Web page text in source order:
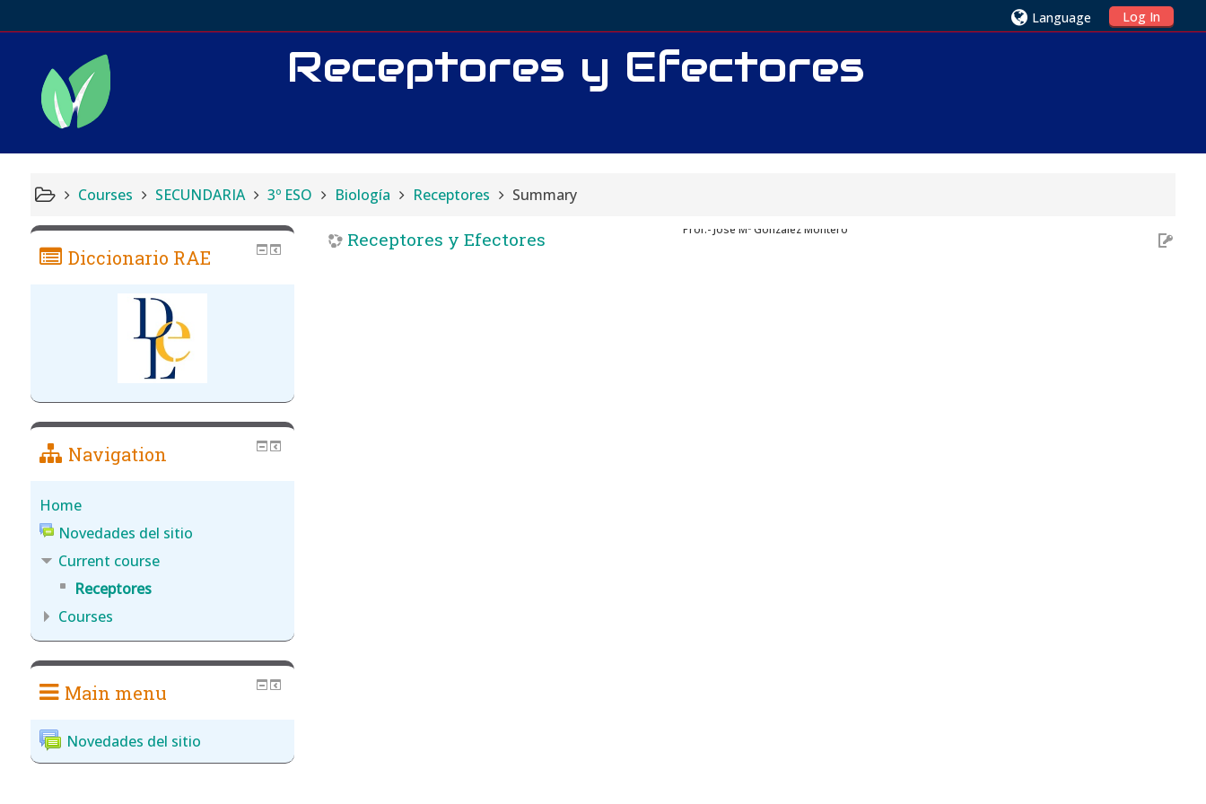
Log In
Language
Receptores y Efectores
Courses SECUNDARIA 3º ESO Biología Receptores Summary
Receptores y Efectores Prof.- Jose Mª González Montero
Diccionario RAE
Navigation
Home
Novedades del sitio
Current course
Receptores
Courses
Main menu
Novedades del sitio